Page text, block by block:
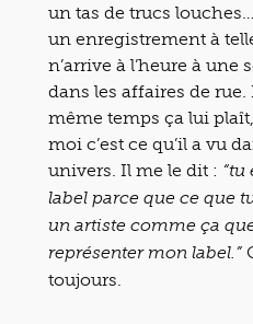
un tas de trucs
un enregistrement à
n’arrive à l’heure à une
dans les affaires de
même temps ça lui
moi c’est ce qu’il a vu
univers. Il me le dit : “tu
label parce que ce que
un artiste comme ça
représenter mon label.”
toujours.